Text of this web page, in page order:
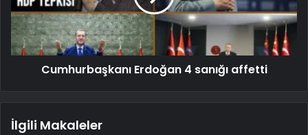
Cumhurbaşkanı Erdoğan 4 sanığı affetti
İlgili Makaleler